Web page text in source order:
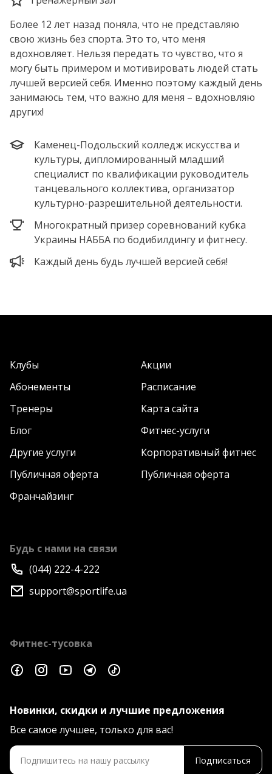
Более 12 лет назад поняла, что не представляю
свою жизнь без спорта. Это то, что меня
вдохновляет. Нельзя передать то чувство, что я
могу быть примером и мотивировать людей стать
лучшей версией себя. Именно поэтому каждый день
занимаюсь тем, что важно для меня – вдохновляю
других!
Каменец-Подольский колледж искусства и
культуры, дипломированный младший
специалист по квалификации руководитель
танцевального коллектива, организатор
культурно-разрешительной деятельности.
Многократный призер соревнований кубка
Украины НАББА по бодибилдингу и фитнесу.
Каждый день будь лучшей версией себя!
Клубы
Акции
Абонементы
Расписание
Тренеры
Карта сайта
Блог
Фитнес-услуги
Другие услуги
Корпоративный фитнес
Публичная оферта
Публичная оферта
Франчайзинг
Будь с нами на связи
(044) 222-4-222
support@sportlife.ua
Фитнес-тусовка
Новинки, скидки и лучшие предложения
Все самое лучшее, только для вас!
Подписаться